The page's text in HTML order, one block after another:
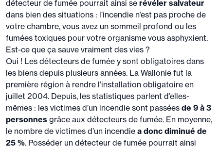
détecteur de fumée pourrait ainsi se révéler salvateur
dans bien des situations : l’incendie n’est pas proche de
votre chambre, vous avez un sommeil profond ou les
fumées toxiques pour votre organisme vous asphyxient.
Est-ce que ça sauve vraiment des vies ?
Oui ! Les détecteurs de fumée y sont obligatoires dans
les biens depuis plusieurs années. La Wallonie fut la
première région à rendre l’installation obligatoire en
juillet 2004. Depuis, les statistiques parlent d’elles-
mêmes : les victimes d’un incendie sont passées de 9 à 3
personnes grâce aux détecteurs de fumée. En moyenne,
le nombre de victimes d’un incendie a donc diminué de
25 %. Posséder un détecteur de fumée pourrait ainsi